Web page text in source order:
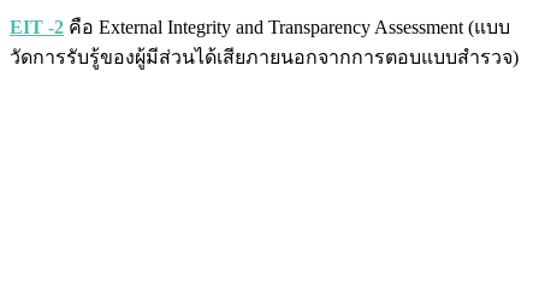
EIT -2 คือ External Integrity and Transparency Assessment (แบบ
วัดการรับรู้ของผู้มีส่วนได้เสียภายนอกจากการตอบแบบสำรวจ)